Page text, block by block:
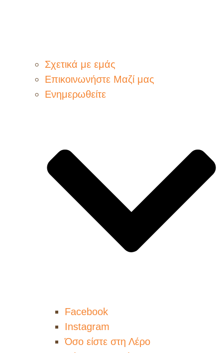
Σχετικά με εμάς
Επικοινωνήστε Μαζί μας
Ενημερωθείτε
Facebook
Instagram
Όσο είστε στη Λέρο